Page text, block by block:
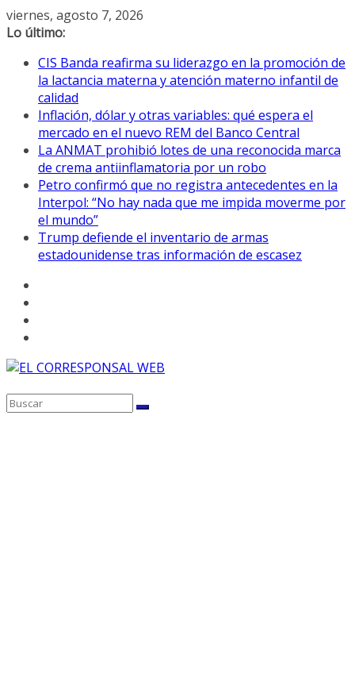
Saltar
al
viernes, agosto 7, 2026
Lo último:
CIS Banda reafirma su liderazgo en la promoción de
la lactancia materna y atención materno infantil de
calidad
Inflación, dólar y otras variables: qué espera el
mercado en el nuevo REM del Banco Central
La ANMAT prohibió lotes de una reconocida marca
de crema antiinflamatoria por un robo
Petro confirmó que no registra antecedentes en la
Interpol: “No hay nada que me impida moverme por
el mundo”
Trump defiende el inventario de armas
estadounidense tras información de escasez